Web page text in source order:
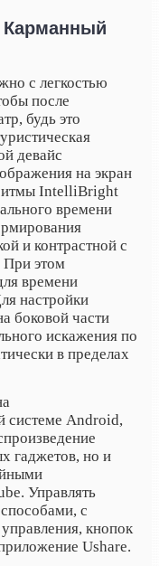
Карманный
с легкостью
после
будь это
девайс
на экран
IntelliBright
времени
и контрастной с
При этом
времени
настройки
боковой части
искажения по
в пределах
системе Android,
гаджетов, но и
Управлять
с
кнопок
Ushare.